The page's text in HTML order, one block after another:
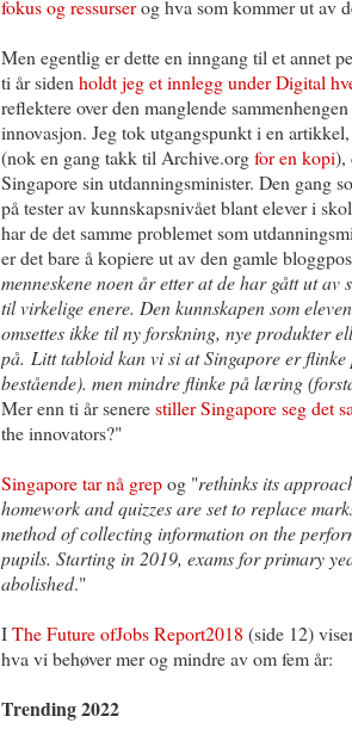
fokus og ressurserog hva som kommer ut av
Men egentlig er dette en inngang til et annet
ti år siden holdt jeg et innlegg under Digital
reflektere over den manglende
innovasjon. Jeg tok utgangspunkt i en
(nok en gang takk til Archive.orgfor en kopi),
Singapore sin utdanningsminister. Den gang
på tester av kunnskapsnivået blant elever i
har de det samme problemet som
er det bare å kopiere ut av den gamle
menneskene noen år etter at de har gått ut av
til virkelige enere. Den kunnskapen som
omsettes ikke til ny forskning, nye produkter
på. Litt tabloid kan vi si at Singapore er
bestående). men mindre flinke på læring
Mer enn ti år senerestiller Singapore seg det
the innovators?"
Singapore tar nå grepog "rethinks its
homework and quizzes are set to replace
method of collecting information on the
pupils. Starting in 2019, exams for primary
abolished."
IThe Future ofJobs Report2018 (side 12)
hva vi behøver mer og mindre av om fem år:
Trending 2022